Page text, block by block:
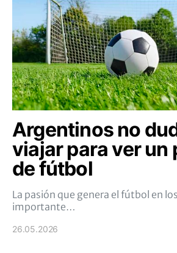
Argentinos no
viajar para ver un
de fútbol
La pasión que genera el fútbol en
importante…
26.05.2026